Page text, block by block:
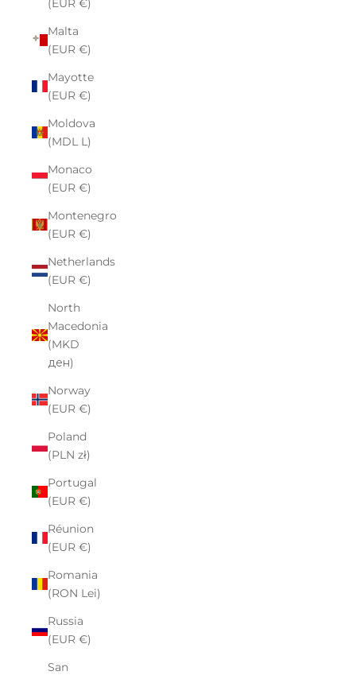
(EUR €)
Malta
(EUR €)
Mayotte
(EUR €)
Moldova
(MDL L)
Monaco
(EUR €)
Montenegro
(EUR €)
Netherlands
(EUR €)
North
Macedonia
(MKD
ден)
Norway
(EUR €)
Poland
(PLN zł)
Portugal
(EUR €)
Réunion
(EUR €)
Romania
(RON Lei)
Russia
(EUR €)
San